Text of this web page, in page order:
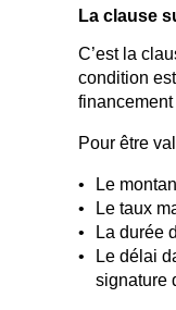
La clause
C’est la
condition
Pour être
Le
Le taux
La durée
Le délai
signature